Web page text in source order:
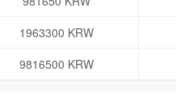
1963300 KRW
9816500 KRW